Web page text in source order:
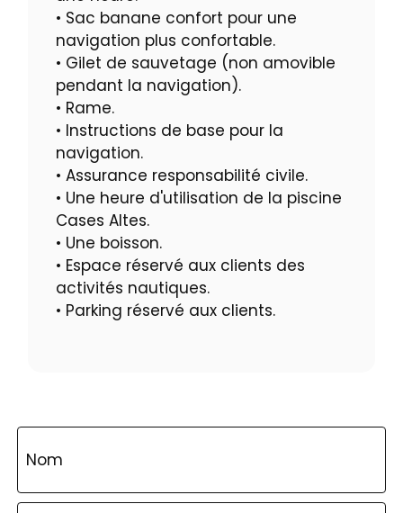
• Sac banane confort pour une
navigation plus confortable.
• Gilet de sauvetage (non amovible
pendant la navigation).
• Rame.
• Instructions de base pour la
navigation.
• Assurance responsabilité civile.
• Une heure d'utilisation de la piscine
Cases Altes.
• Une boisson.
• Espace réservé aux clients des
activités nautiques.
• Parking réservé aux clients.
Nom